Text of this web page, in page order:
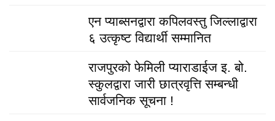
एन प्याब्सनद्वारा कपिलवस्तु जिल्लाद्वारा
६ उत्कृष्ट विद्यार्थी सम्मानित
राजपुरको फेमिली प्याराडाईज इ. बो.
स्कुलद्वारा जारी छात्रवृत्ति सम्बन्धी
सार्वजनिक सूचना !